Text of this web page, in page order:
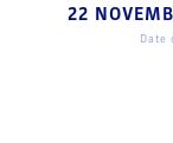
22
Date